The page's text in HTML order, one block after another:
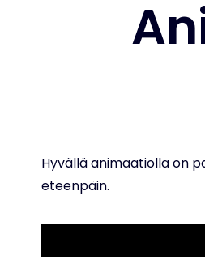
Hyvällä animaatiolla on
eteenpäin.